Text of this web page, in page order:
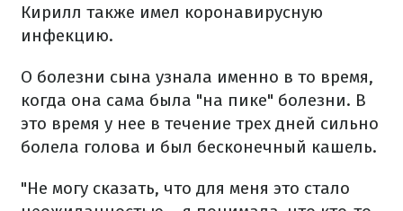
Кирилл также имел коронавирусную
инфекцию.
О болезни сына узнала именно в то время,
когда она сама была "на пике" болезни. В
это время у нее в течение трех дней сильно
болела голова и был бесконечный кашель.
"Не могу сказать, что для меня это стало